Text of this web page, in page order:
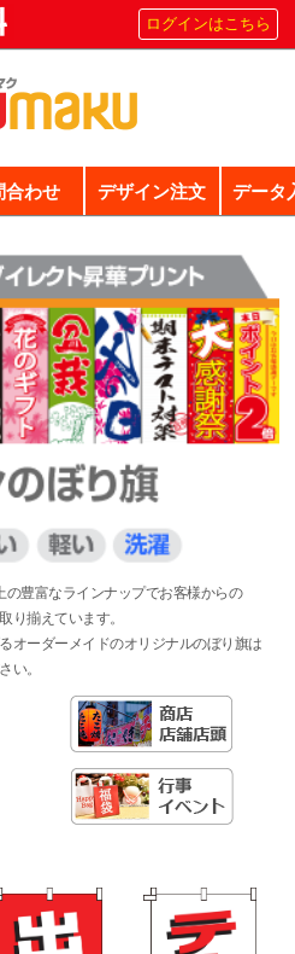
ログインはこちら
合わせ デザイン注文 データ
豊富なラインナップでお客様からの
り揃えています。
オーダーメイドのオリジナルのぼり旗は
い。